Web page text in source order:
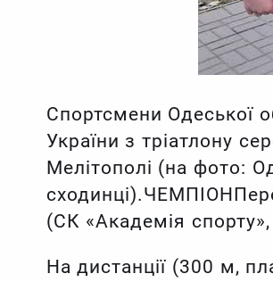
Спортсмени Одеської
України з тріатлону
Мелітополі (на фото:
(СК «Академія
На дистанції (300 м,